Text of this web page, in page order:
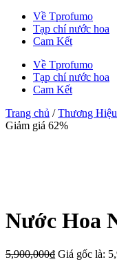
Về Tprofumo
Tạp chí nước hoa
Cam Kết
Về Tprofumo
Tạp chí nước hoa
Cam Kết
Trang chủ /Thương Hiệu
Giảm giá 62%
Nước Hoa
5,900,000₫ Giá gốc là: